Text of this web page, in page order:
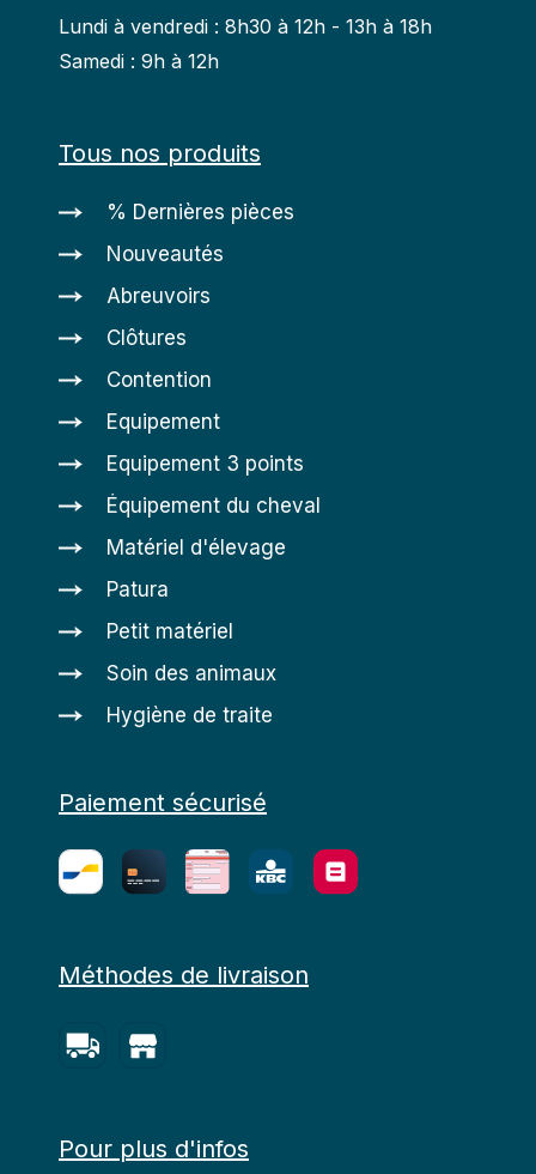
Lundi à vendredi : 8h30 à 12h - 13h à 18h
Samedi : 9h à 12h
Tous nos produits
% Dernières pièces
Nouveautés
Abreuvoirs
Clôtures
Contention
Equipement
Equipement 3 points
Équipement du cheval
Matériel d'élevage
Patura
Petit matériel
Soin des animaux
Hygiène de traite
Paiement sécurisé
Méthodes de livraison
Pour plus d'infos